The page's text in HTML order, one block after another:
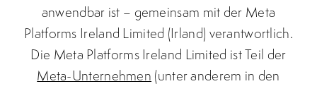
anwendbar ist – gemeinsam mit der Meta
Platforms Ireland Limited (Irland) verantwortlich.
Die Meta Platforms Ireland Limited ist Teil der
Meta-Unternehmen (unter anderem in den